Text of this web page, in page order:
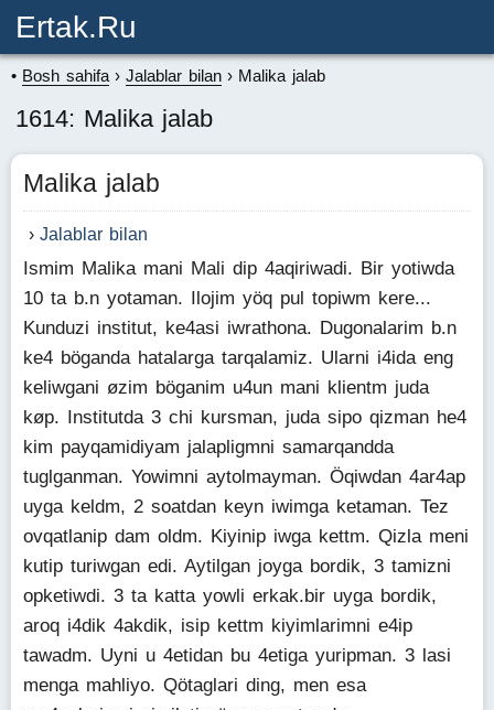
Ertak.ru
Bosh sahifa Jalablar bilan Malika jalab
1614: Malika jalab
Malika jalab
Jalablar bilan
Ismim Malika mani Mali dip 4aqiriwadi. Bir yotiwda
10 ta b.n yotaman. Ilojim yöq pul topiwm kere...
Kunduzi institut, ke4asi iwrathona. Dugonalarim b.n
ke4 böganda hatalarga tarqalamiz. Ularni i4ida eng
keliwgani øzim böganim u4un mani klientm juda
køp. Institutda 3 chi kursman, juda sipo qizman he4
kim payqamidiyam jalapligmni samarqandda
tuglganman. Yowimni aytolmayman. Öqiwdan 4ar4ap
uyga keldm, 2 soatdan keyn iwimga ketaman. Tez
ovqatlanip dam oldm. Kiyinip iwga kettm. Qizla meni
kutip turiwgan edi. Aytilgan joyga bordik, 3 tamizni
opketiwdi. 3 ta katta yowli erkak.bir uyga bordik,
aroq i4dik 4akdik, isip kettm kiyimlarimni e4ip
tawadm. Uyni u 4etidan bu 4etiga yuripman. 3 lasi
menga mahliyo. Qötaglari ding, men esa